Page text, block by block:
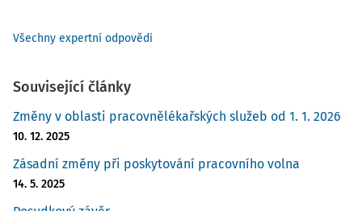
Všechny expertní odpovědi
Související články
Změny v oblasti pracovnělékařských služeb od 1. 1. 2026
10. 12. 2025
Zásadní změny při poskytování pracovního volna
14. 5. 2025